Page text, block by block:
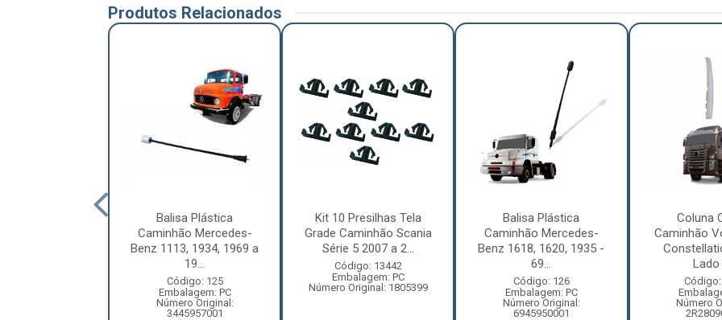
Produtos Relacionados
Balisa Plástica
Caminhão Mercedes-
Benz 1113, 1934, 1969 a
19...
Código: 125
Embalagem: PC
Número Original:
3445957001
Kit 10 Presilhas Tela
Grade Caminhão Scania
Série 5 2007 a 2...
Código: 13442
Embalagem: PC
Número Original: 1805399
Balisa Plástica
Caminhão Mercedes-
Benz 1618, 1620, 1935 -
69...
Código: 126
Embalagem: PC
Número Original:
6945950001
Coluna
Caminhão
Lado
Número